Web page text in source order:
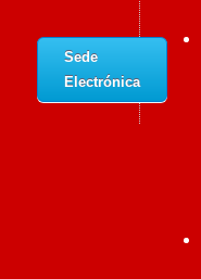
Sede
Electrónica